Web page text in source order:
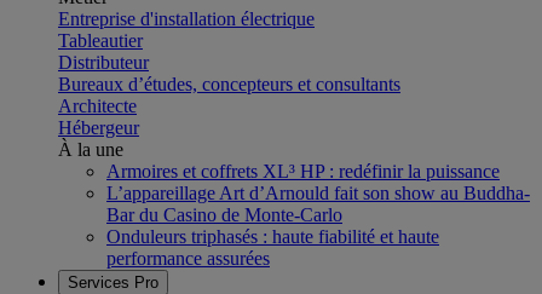
Entreprise d'installation électrique
Tableautier
Distributeur
Bureaux d’études, concepteurs et consultants
Architecte
Hébergeur
À la une
Armoires et coffrets XL³ HP : redéfinir la puissance
L’appareillage Art d’Arnould fait son show au Buddha-
Bar du Casino de Monte-Carlo
Onduleurs triphasés : haute fiabilité et haute
performance assurées
Services Pro